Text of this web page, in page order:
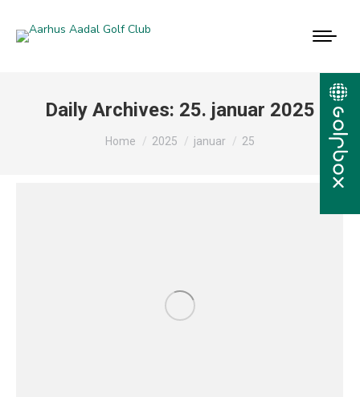
Daily Archives: 25. januar 2025
Home 2025 januar 25